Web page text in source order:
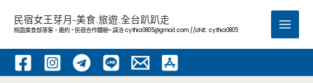
內
民宿女王芽月-美食.旅遊.全台趴趴走
桃園美食部落客，邀約 -民宿合作體驗~ 請洽cythia0805@gmail.com //LINE: cythia0805
Main